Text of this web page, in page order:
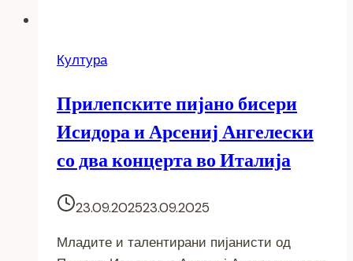
Култура
Прилепските пијано бисери
Исидора и Арсениј Ангелески
со два концерта во Италија
23.09.202523.09.2025
Младите и талентирани пијанисти од